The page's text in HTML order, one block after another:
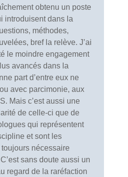
obtenu un poste
introduisent dans la
méthodes,
bref la relève. J’ai
le moindre engagement
avancés dans la
part d’entre eux ne
avec parcimonie, aux
Mais c’est aussi une
de celle-ci que de
qui représentent
et sont les
nécessaire
sans doute aussi un
regard de la raréfaction